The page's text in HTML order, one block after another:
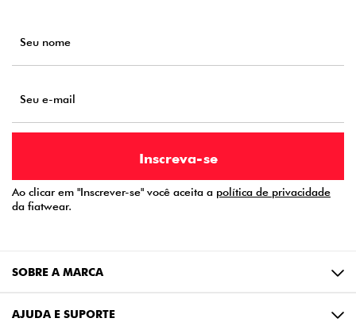
Ao clicar em "Inscrever-se" você aceita a política de privacidade
da fiatwear.
SOBRE A MARCA
AJUDA E SUPORTE